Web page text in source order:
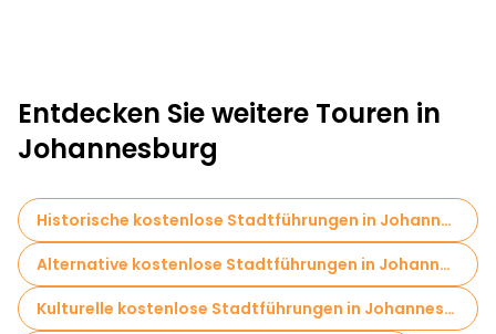
Entdecken Sie weitere Touren in
Johannesburg
Historische kostenlose Stadtführungen in Johannesburg
Alternative kostenlose Stadtführungen in Johannesburg
Kulturelle kostenlose Stadtführungen in Johannesburg